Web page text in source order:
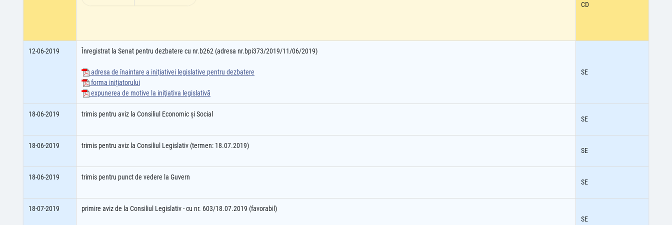
CD
12-06-2019 Înregistrat la Senat pentru dezbatere cu nr.b262 (adresa nr.bpi373/2019/11/06/2019)
adresa de înaintare a iniţiativei legislative pentru dezbatere
forma iniţiatorului
expunerea de motive la iniţiativa legislativă
SE
18-06-2019 trimis pentru aviz la Consiliul Economic şi Social
SE
18-06-2019 trimis pentru aviz la Consiliul Legislativ (termen: 18.07.2019)
SE
18-06-2019 trimis pentru punct de vedere la Guvern
SE
18-07-2019 primire aviz de la Consiliul Legislativ - cu nr. 603/18.07.2019 (favorabil)
SE